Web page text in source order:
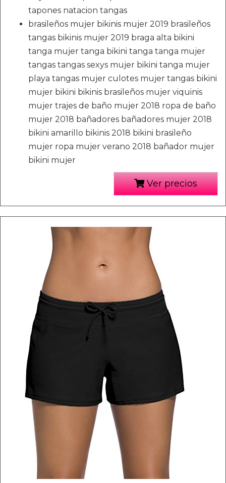
tapones natacion tangas
brasileños mujer bikinis mujer 2019 brasileños
tangas bikinis mujer 2019 braga alta bikini
tanga mujer tanga bikini tanga tanga mujer
tangas tangas sexys mujer bikini tanga mujer
playa tangas mujer culotes mujer tangas bikini
mujer bikini bikinis brasileños mujer viquinis
mujer trajes de baño mujer 2018 ropa de baño
mujer 2018 bañadores bañadores mujer 2018
bikini amarillo bikinis 2018 bikini brasileño
mujer ropa mujer verano 2018 bañador mujer
bikini mujer
Ver precios